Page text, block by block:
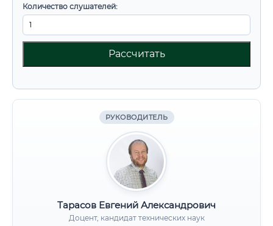
Количество слушателей:
Рассчитать
РУКОВОДИТЕЛЬ
Тарасов Евгений Александрович
Доцент, кандидат технических наук